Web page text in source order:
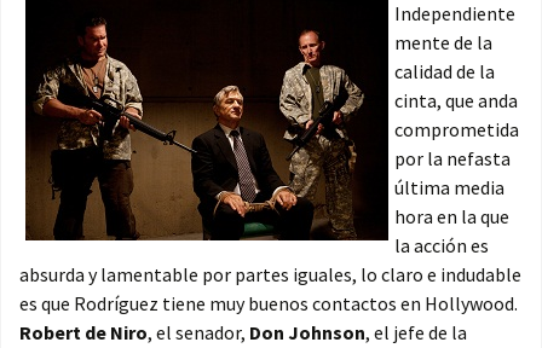
Independiente
mente de la
calidad de la
cinta, que anda
comprometida
por la nefasta
última media
hora en la que
la acción es
absurda y lamentable por partes iguales, lo claro e indudable
es que Rodríguez tiene muy buenos contactos en Hollywood.
Robert de Niro, el senador, Don Johnson, el jefe de la